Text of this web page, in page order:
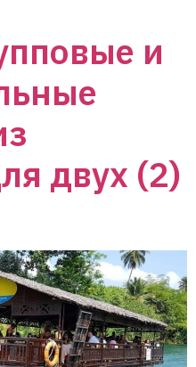
и
двух (2)